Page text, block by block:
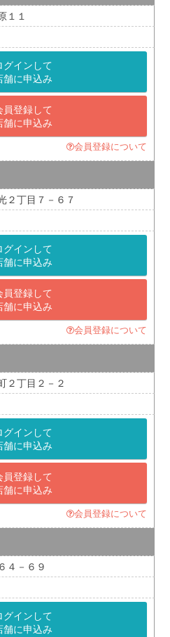
１１
グインして
舗に申込み
員登録して
舗に申込み
会員登録について
２丁目７－６７
グインして
舗に申込み
員登録して
舗に申込み
会員登録について
２丁目２－２
グインして
舗に申込み
員登録して
舗に申込み
会員登録について
４－６９
グインして
舗に申込み